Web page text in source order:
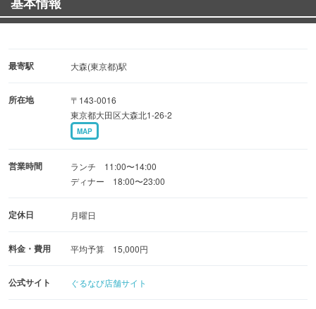
だけます。
大切なお客様のご接待、ご家族の記念日などにご利用くだ
最寄駅 大森(東京都)駅
所在地
〒143-0016
東京都大田区大森北1-26-2
MAP
営業時間
ランチ 11:00〜14:00
ディナー 18:00〜23:00
定休日 月曜日
料金・費用 平均予算 15,000円
公式サイト ぐるなび店舗サイト